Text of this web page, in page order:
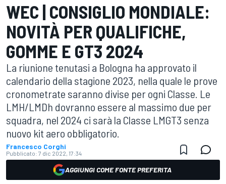
WEC | CONSIGLIO MONDIALE:
NOVITÀ PER QUALIFICHE,
GOMME E GT3 2024
La riunione tenutasi a Bologna ha approvato il
calendario della stagione 2023, nella quale le prove
cronometrate saranno divise per ogni Classe. Le
LMH/LMDh dovranno essere al massimo due per
squadra, nel 2024 ci sarà la Classe LMGT3 senza
nuovo kit aero obbligatorio.
Francesco Corghi
Pubblicato: 7 dic 2022, 17:34
AGGIUNGI COME FONTE PREFERITA